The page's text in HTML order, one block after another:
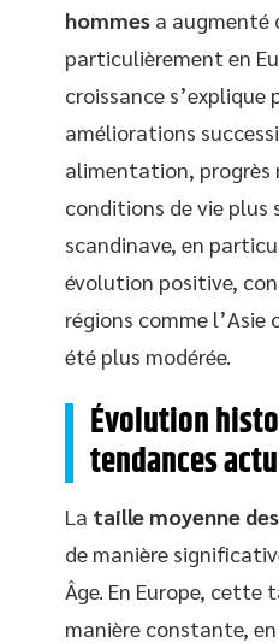
hommes a augmenté
particulièrement en
croissance s’explique
améliorations
alimentation, progrès
conditions de vie plus
scandinave, en
évolution positive,
régions comme l’Asie
été plus modérée.
Évolution
tendances
La taille moyenne
de manière
Âge. En Europe, cette
manière constante,